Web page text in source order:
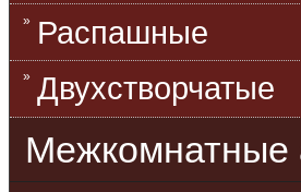
Распашные
Двухстворчатые
Межкомнатные